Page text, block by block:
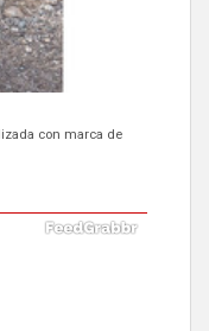
con marca de